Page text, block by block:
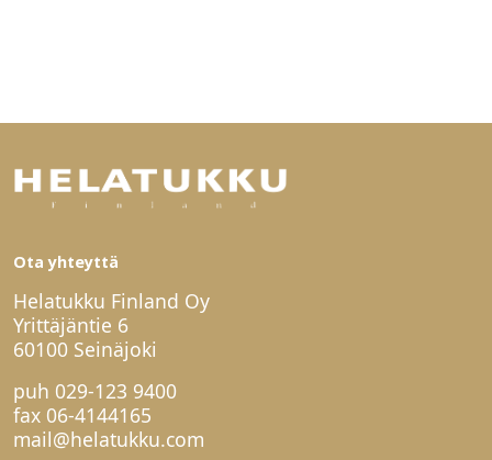
Ota yhteyttä
Helatukku Finland Oy
Yrittäjäntie 6
60100 Seinäjoki
puh 029-123 9400
fax 06-4144165
mail@helatukku.com